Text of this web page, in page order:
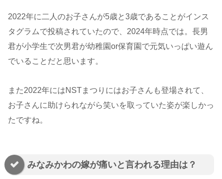
2022年に二人のお子さんが5歳と3歳であることがインス
タグラムで投稿されていたので、2024年時点では。長男
君が小学生で次男君が幼稚園or保育園で元気いっぱい遊ん
でいることだと思います。
また2022年にはNSTまつりにはお子さんも登場されて、
お子さんに助けられながら笑いを取っていた姿が楽しかっ
たですね。
みなみかわの嫁が痛いと言われる理由は？